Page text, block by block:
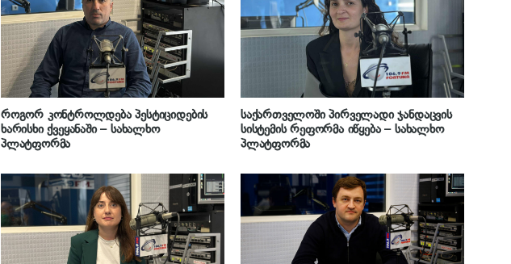
როგორ კონტროლდება პესტიციდების
ხარისხი ქვეყანაში – სახალხო
პლატფორმა
საქართველოში პირველადი ჯანდაცვის
სისტემის რეფორმა იწყება – სახალხო
პლატფორმა